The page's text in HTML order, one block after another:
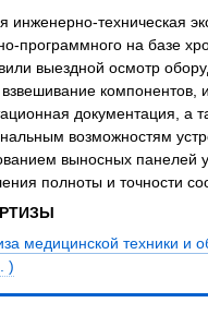
инженерно-техническая
программного на базе
выездной осмотр
компонентов,
документация, а
возможностям
выносных панелей
полноты и точности
медицинской техники и
)